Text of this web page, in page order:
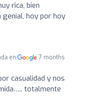
rica, bien
genial, hoy por hoy
en
7 months
casualidad y nos
totalmente